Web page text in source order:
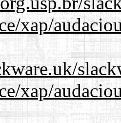
xap/
xap/